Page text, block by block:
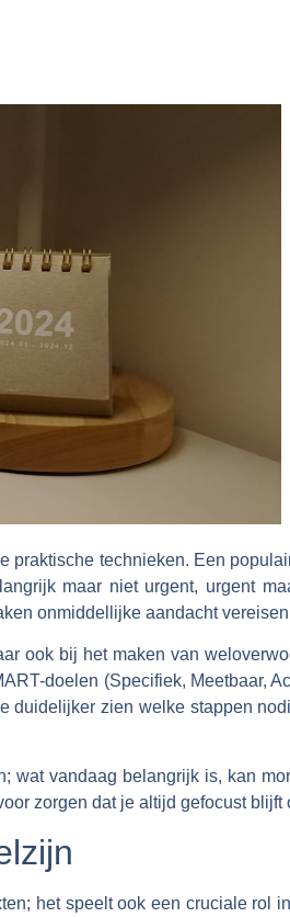
praktische technieken. Een
maar niet urgent, urgent
onmiddellijke aandacht
ook bij het maken van
doelen (Specifiek, Meetbaar,
duidelijker zien welke stappen
wat vandaag belangrijk is, kan
zorgen dat je altijd gefocust blijft
het speelt ook een cruciale rol